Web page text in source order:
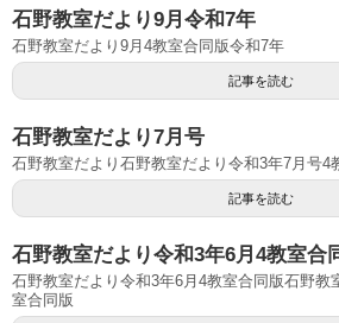
石野教室だより9月令和7年
石野教室だより9月4教室合同版令和7年
記事を読む
石野教室だより7月号
石野教室だより石野教室だより令和3年7月号4
記事を読む
石野教室だより令和3年6月4教室合
石野教室だより令和3年6月4教室合同版石野教
室合同版